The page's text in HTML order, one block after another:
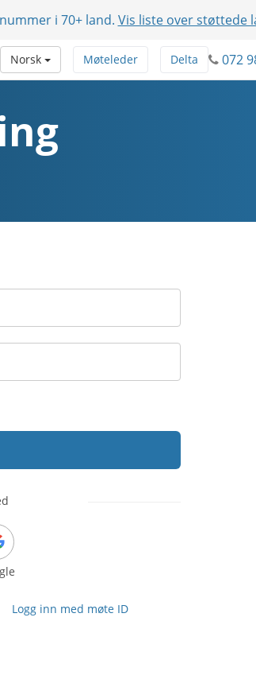
i 70+ land. Vis liste over støttede
072
Delta
Møteleder
Norsk
Logg inn med møte ID